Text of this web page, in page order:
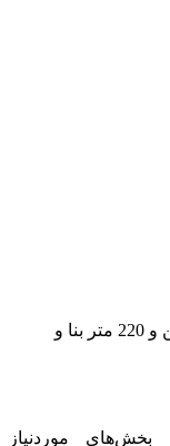
ویلا مدرن زیبا با 300 متر زمین و 220 متر بنا و
بخش‌های موردنیاز